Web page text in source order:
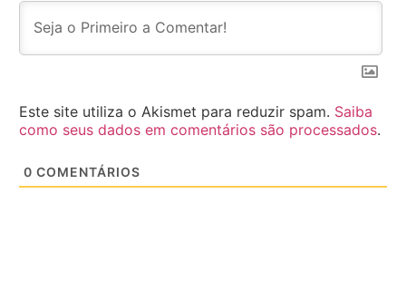
Este site utiliza o Akismet para reduzir spam. Saiba
como seus dados em comentários são processados.
0 COMENTÁRIOS